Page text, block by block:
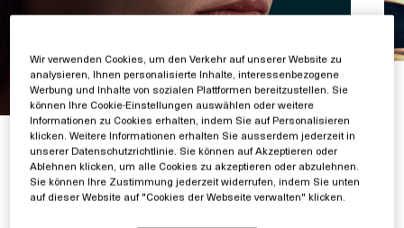
HAUTWISSENS-
CHAFT & SCHLAF
Wir verwenden Cookies, um den Verkehr auf unserer Website zu
analysieren, Ihnen personalisierte Inhalte, interessenbezogene
Werbung und Inhalte von sozialen Plattformen bereitzustellen. Sie
können Ihre Cookie-Einstellungen auswählen oder weitere
Informationen zu Cookies erhalten, indem Sie auf Personalisieren
klicken. Weitere Informationen erhalten Sie ausserdem jederzeit in
unserer Datenschutzrichtlinie. Sie können auf Akzeptieren oder
Ablehnen klicken, um alle Cookies zu akzeptieren oder abzulehnen.
Sie können Ihre Zustimmung jederzeit widerrufen, indem Sie unten
auf dieser Website auf "Cookies der Webseite verwalten" klicken.